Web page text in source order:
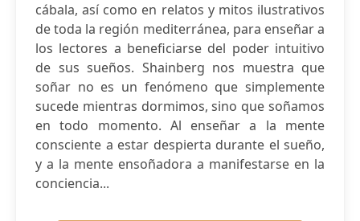
cábala, así como en relatos y mitos ilustrativos
de toda la región mediterránea, para enseñar a
los lectores a beneficiarse del poder intuitivo
de sus sueños. Shainberg nos muestra que
soñar no es un fenómeno que simplemente
sucede mientras dormimos, sino que soñamos
en todo momento. Al enseñar a la mente
consciente a estar despierta durante el sueño,
y a la mente ensoñadora a manifestarse en la
conciencia...